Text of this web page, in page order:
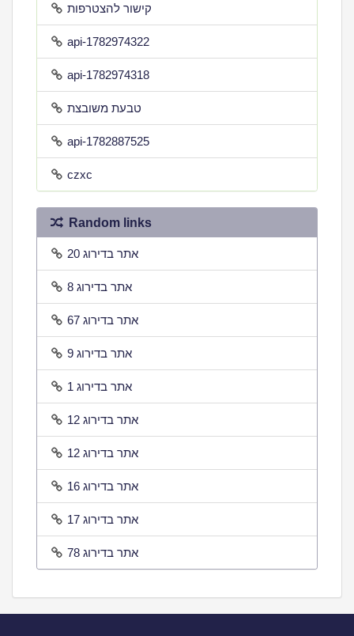
קישור להצטרפות
api-1782974322
api-1782974318
טבעת משובצת
api-1782887525
czxc
Random links
אתר בדירוג 20
אתר בדירוג 8
אתר בדירוג 67
אתר בדירוג 9
אתר בדירוג 1
אתר בדירוג 12
אתר בדירוג 12
אתר בדירוג 16
אתר בדירוג 17
אתר בדירוג 78